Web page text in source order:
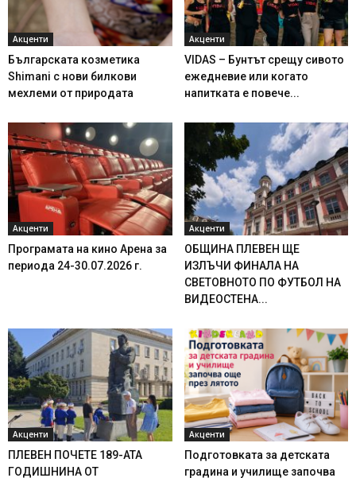
Акценти
Българската козметика
Shimani с нови билкови
мехлеми от природата
Акценти
VIDAS – Бунтът срещу сивото
ежедневие или когато
напитката е повече...
Акценти
Програмата на кино Арена за
периода 24-30.07.2026 г.
Акценти
ОБЩИНА ПЛЕВЕН ЩЕ
ИЗЛЪЧИ ФИНАЛА НА
СВЕТОВНОТО ПО ФУТБОЛ НА
ВИДЕОСТЕНА...
Акценти
ПЛЕВЕН ПОЧЕТЕ 189-АТА
ГОДИШНИНА ОТ
Акценти
Подготовката за детската
градина и училище започва